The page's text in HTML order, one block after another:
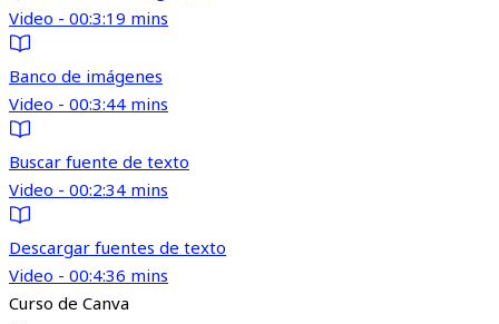
Video - 00:3:19 mins
Banco de imágenes
Video - 00:3:44 mins
Buscar fuente de texto
Video - 00:2:34 mins
Descargar fuentes de texto
Video - 00:4:36 mins
Curso de Canva